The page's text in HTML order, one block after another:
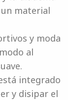
material
y moda
al
integrado
y disipar el